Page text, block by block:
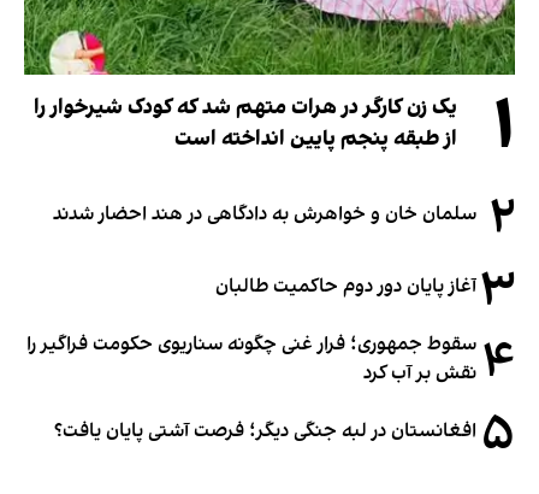
۱
یک زن کارگر در هرات متهم شد که کودک شیرخوار را
از طبقه پنجم پایین انداخته است
۲ سلمان خان و خواهرش به دادگاهی در هند احضار شدند
۳آغاز پایان دور دوم حاکمیت طالبان
۴ سقوط جمهوری؛ فرار غنی چگونه سناریوی حکومت فراگیر را
نقش بر آب کرد
۵ افغانستان در لبه جنگی دیگر؛ فرصت آشتی پایان یافت؟